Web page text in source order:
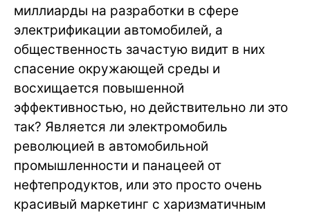
миллиарды на разработки в сфере
электрификации автомобилей, а
общественность зачастую видит в них
спасение окружающей среды и
восхищается повышенной
эффективностью, но действительно ли это
так? Является ли электромобиль
революцией в автомобильной
промышленности и панацеей от
нефтепродуктов, или это просто очень
красивый маркетинг с харизматичным